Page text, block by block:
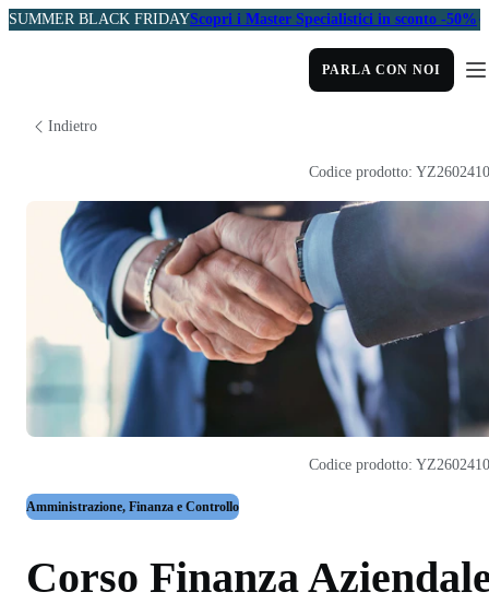
SUMMER BLACK FRIDAYScopri i Master Specialistici in sconto -50%
PARLA CON NOI
Indietro
Amministrazione, Finanza e Controllo
Corso Finanza
Codice prodotto:
Codice prodotto: